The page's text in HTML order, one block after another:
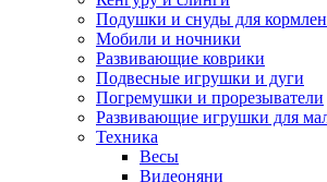
Подушки и снуды для
Мобили и ночники
Развивающие коврики
Подвесные игрушки и дуги
Погремушки и прорезыватели
Развивающие игрушки для
Техника
Весы
Видеоняни